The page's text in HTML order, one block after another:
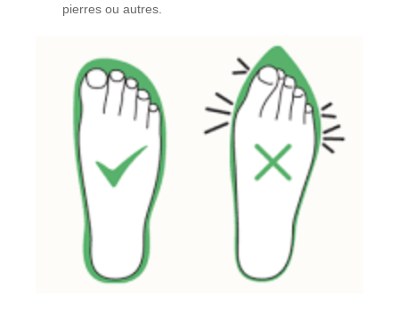
pierres ou autres.